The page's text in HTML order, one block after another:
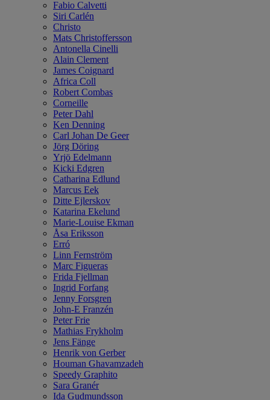
Fabio Calvetti
Siri Carlén
Christo
Mats Christoffersson
Antonella Cinelli
Alain Clement
James Coignard
Africa Coll
Robert Combas
Corneille
Peter Dahl
Ken Denning
Carl Johan De Geer
Jörg Döring
Yrjö Edelmann
Kicki Edgren
Catharina Edlund
Marcus Eek
Ditte Ejlerskov
Katarina Ekelund
Marie-Louise Ekman
Åsa Eriksson
Erró
Linn Fernström
Marc Figueras
Frida Fjellman
Ingrid Forfang
Jenny Forsgren
John-E Franzén
Peter Frie
Mathias Frykholm
Jens Fänge
Henrik von Gerber
Houman Ghavamzadeh
Speedy Graphito
Sara Granér
Ida Gudmundsson